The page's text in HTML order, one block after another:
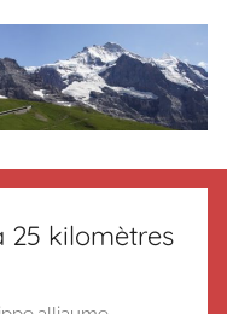
25 kilomètres